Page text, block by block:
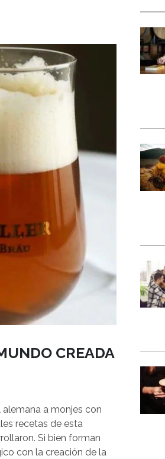
CREADA
a monjes con
recetas de esta
Si bien forman
con la creación de la